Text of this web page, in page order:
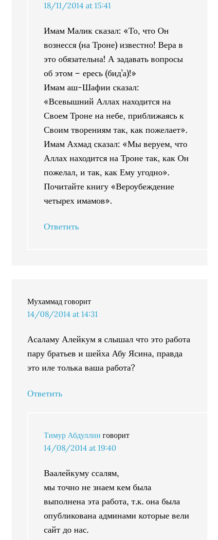
18/11/2014 at 15:41
Имам Малик сказал: «То, что Он
вознесся (на Троне) известно! Вера в
это обязательна! А задавать вопросы
об этом – ересь (бид’а)!»
Имам аш-Шафии сказал:
«Всевышний Аллах находится на
Своем Троне на небе, приближаясь к
Своим творениям так, как пожелает».
Имам Ахмад сказал: «Мы веруем, что
Аллах находится на Троне так, как Он
пожелал, и так, как Ему угодно».
Почитайте книгу «Вероубеждение
четырех имамов».
Ответить
Мухаммад говорит
14/08/2014 at 14:31
Асаламу Алейкум я слышал что это работа
пару братьев и шейха Абу Ясина, правда
это иле толька ваша работа?
Ответить
Тимур Абдуллин говорит
14/08/2014 at 19:40
Ваалейкуму ссалям,
мы точно не знаем кем была
выполнена эта работа, т.к. она была
опубликована админами которые вели
сайт до нас.